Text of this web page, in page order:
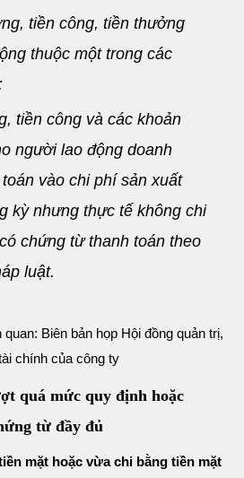
tiền công, tiền thưởng
thuộc một trong các
tiền công và các khoản
người lao động doanh
vào chi phí sản xuất
kỳ nhưng thực tế không chi
chứng từ thanh toán theo
luật.
Biên bản họp Hội đồng quản trị,
chính của công ty
quá mức quy định hoặc
từ đầy đủ
mặt hoặc vừa chi bằng tiền mặt